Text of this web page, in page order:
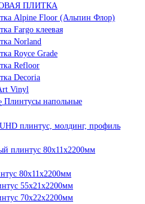
ПЛИТКА
Alpine Floor (Альпин Флор)
Fargo клеевая
Norland
Royce Grade
Refloor
Decoria
Vinyl
Плинтусы напольные
плинтус, молдинг, профиль
плинтус 80х11х2200мм
80х11х2200мм
55х21х2200мм
70х22х2200мм